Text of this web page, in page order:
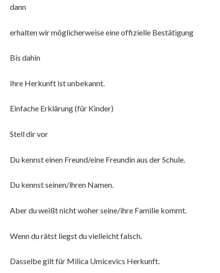
dann
erhalten wir möglicherweise eine offizielle Bestätigung
Bis dahin
Ihre Herkunft ist unbekannt.
Einfache Erklärung (für Kinder)
Stell dir vor
Du kennst einen Freund/eine Freundin aus der Schule.
Du kennst seinen/ihren Namen.
Aber du weißt nicht woher seine/ihre Familie kommt.
Wenn du rätst liegst du vielleicht falsch.
Dasselbe gilt für Milica Umicevics Herkunft.